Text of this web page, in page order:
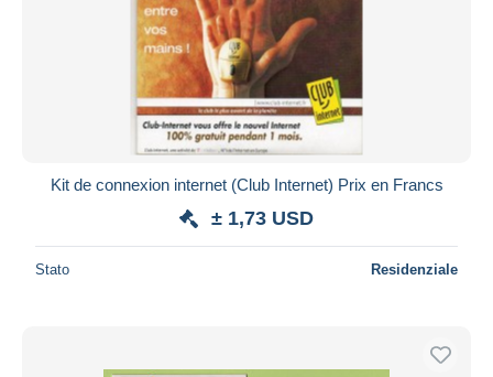
Kit de connexion internet (Club Internet) Prix en Francs
± 1,73 USD
Stato Residenziale